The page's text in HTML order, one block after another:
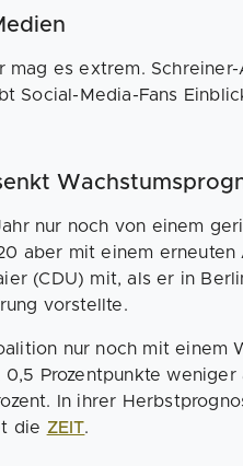
mag es extrem.
Social-Media-Fans
nur noch von einem
aber mit einem erneuten
(CDU) mit, als er in
vorstellte.
nur noch mit einem
Prozentpunkte
In ihrer
die ZEIT.